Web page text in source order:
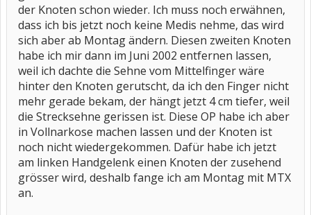
der Knoten schon wieder. Ich muss noch erwähnen,
dass ich bis jetzt noch keine Medis nehme, das wird
sich aber ab Montag ändern. Diesen zweiten Knoten
habe ich mir dann im Juni 2002 entfernen lassen,
weil ich dachte die Sehne vom Mittelfinger wäre
hinter den Knoten gerutscht, da ich den Finger nicht
mehr gerade bekam, der hängt jetzt 4 cm tiefer, weil
die Strecksehne gerissen ist. Diese OP habe ich aber
in Vollnarkose machen lassen und der Knoten ist
noch nicht wiedergekommen. Dafür habe ich jetzt
am linken Handgelenk einen Knoten der zusehend
grösser wird, deshalb fange ich am Montag mit MTX
an.